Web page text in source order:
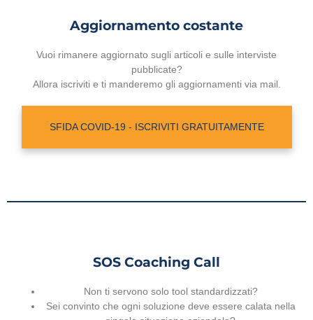
Aggiornamento costante
Vuoi rimanere aggiornato sugli articoli e sulle interviste
pubblicate?
Allora iscriviti e ti manderemo gli aggiornamenti via mail.
SFIDA COVID-19 - ISCRIVITI GRATUITAMENTE
SOS Coaching Call
Non ti servono solo tool standardizzati?
Sei convinto che ogni soluzione deve essere calata nella